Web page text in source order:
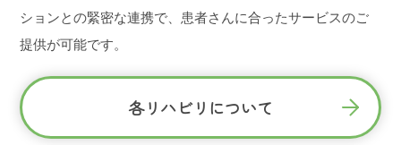
ションとの緊密な連携で、患者さんに合ったサービスのご
提供が可能です。
各リハビリについて